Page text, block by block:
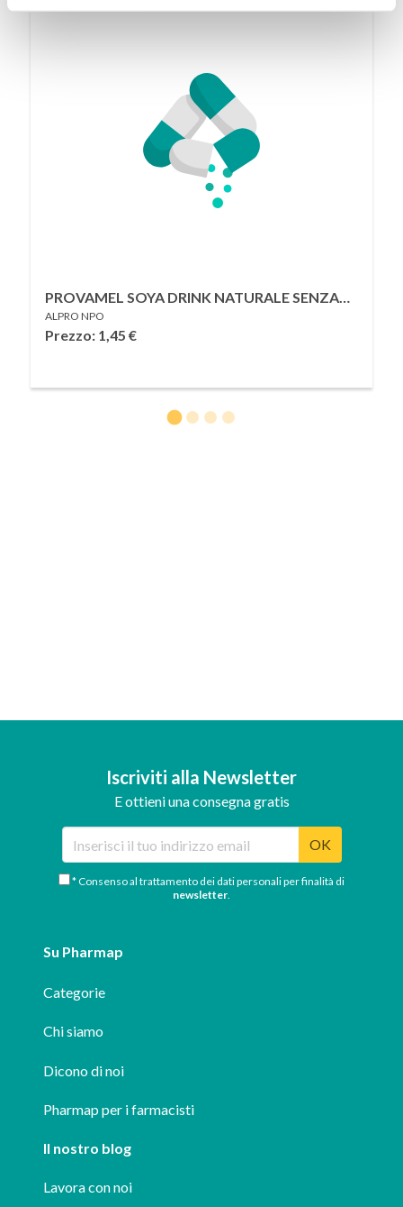
PROVAMEL SOYA DRINK NATURALE SENZA
ZUCCHERI 500 ML
ALPRO NPO
Prezzo: 1,45 €
Iscriviti alla Newsletter
E ottieni una consegna gratis
OK
* Consenso al trattamento dei dati personali per finalità di
newsletter.
Su Pharmap
Categorie
Chi siamo
Dicono di noi
Pharmap per i farmacisti
Il nostro blog
Lavora con noi